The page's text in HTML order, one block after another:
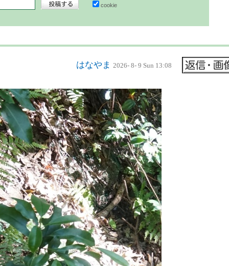
cookie
はなやま 2026- 8- 9 Sun 13:08